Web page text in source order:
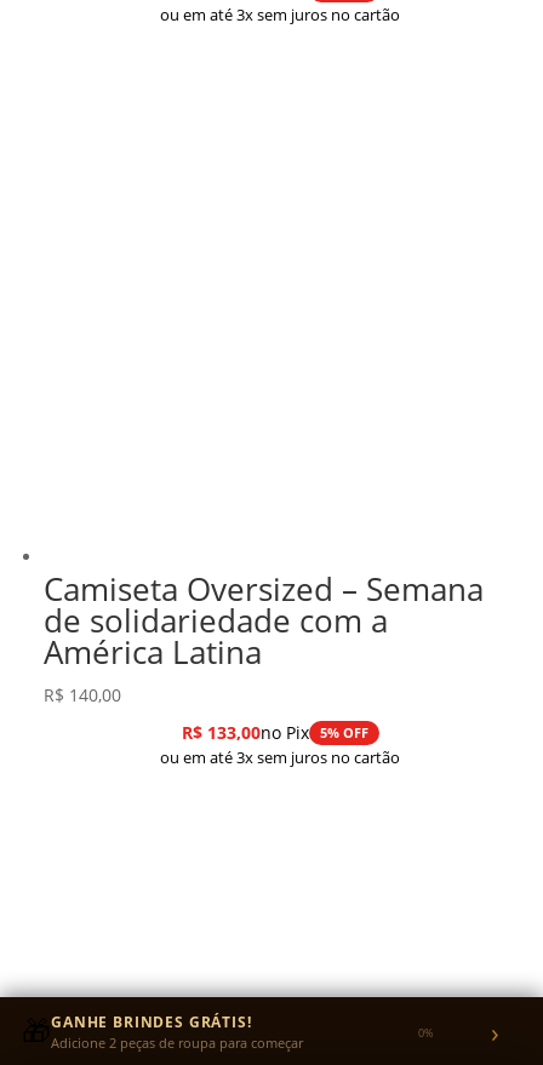
ou em até 3x sem juros no cartão
Camiseta Oversized – Semana
de solidariedade com a
América Latina
R$ 140,00
R$133,00no Pix 5% OFF
ou em até 3x sem juros no cartão
🎁GANHE BRINDES GRÁTIS!
Adicione 2 peças de roupa para começar 0% ›